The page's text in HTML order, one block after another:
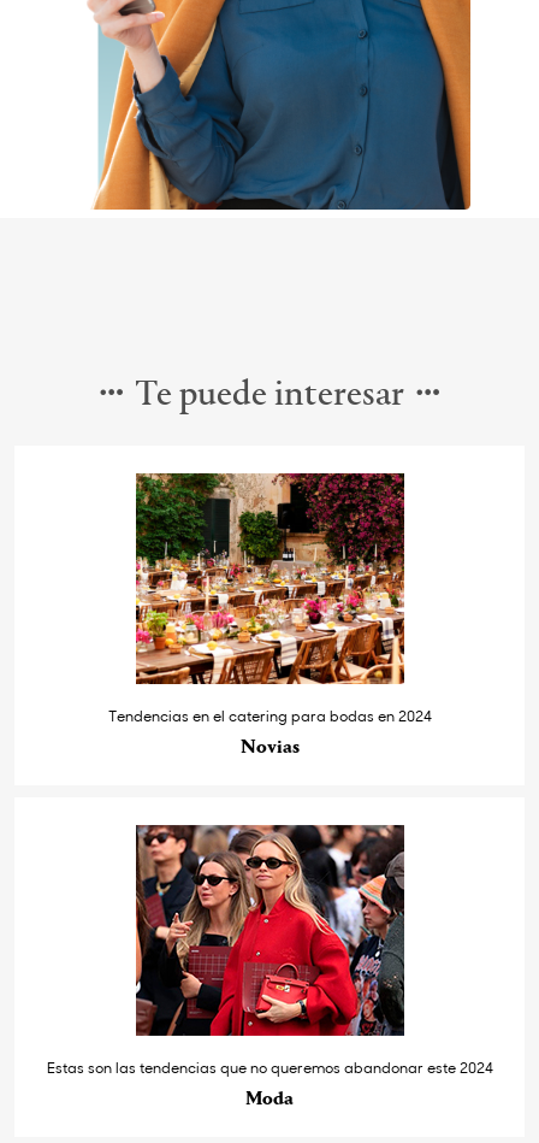
Te puede interesar
Tendencias en el catering para bodas en 2024
Novias
Estas son las tendencias que no queremos abandonar este 2024
Moda